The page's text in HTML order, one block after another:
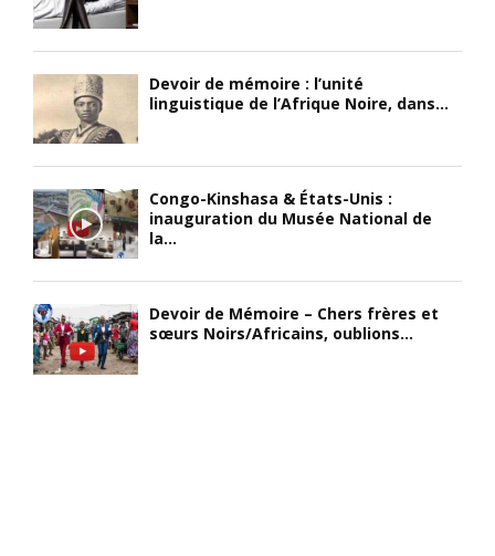
Devoir de mémoire : l’unité
linguistique de l’Afrique Noire, dans...
Congo-Kinshasa & États-Unis :
inauguration du Musée National de
la...
Devoir de Mémoire – Chers frères et
sœurs Noirs/Africains, oublions...